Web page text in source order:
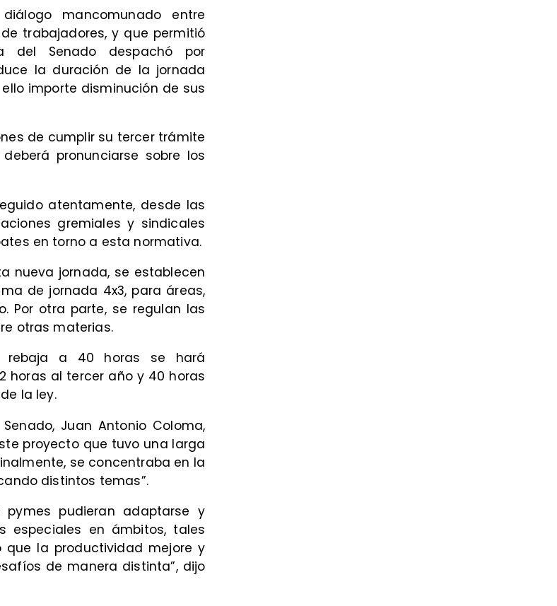
mancomunado entre
trabajadores, y que permitió
del Senado despachó por
la duración de la jornada
importe disminución de sus
de cumplir su tercer trámite
pronunciarse sobre los
atentamente, desde las
gremiales y sindicales
en torno a esta normativa.
nueva jornada, se establecen
de jornada 4x3, para áreas,
Por otra parte, se regulan las
otras materias.
rebaja a 40 horas se hará
horas al tercer año y 40 horas
la ley.
Juan Antonio Coloma,
proyecto que tuvo una larga
se concentraba en la
distintos temas”.
pudieran adaptarse y
especiales en ámbitos, tales
la productividad mejore y
de manera distinta”, dijo